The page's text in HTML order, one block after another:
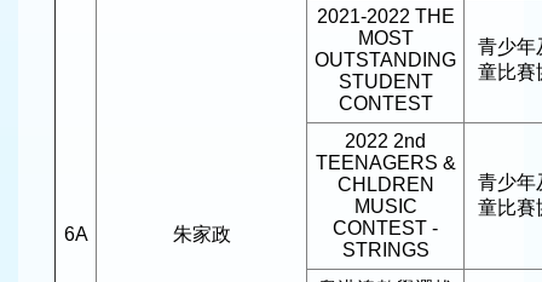
6A 朱家政
2021-2022 THE
MOST
OUTSTANDING
STUDENT
CONTEST
青少年
童比賽
2022 2nd
TEENAGERS &
CHLDREN
MUSIC
CONTEST -
STRINGS
青少年
童比賽